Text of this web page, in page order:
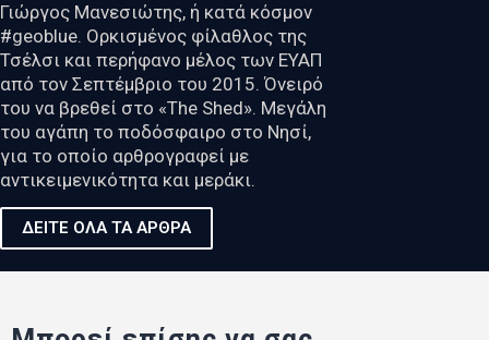
Γιώργος Μανεσιώτης, ή κατά κόσμον
#geoblue. Ορκισμένος φίλαθλος της
Τσέλσι και περήφανο μέλος των ΕΥΑΠ
από τον Σεπτέμβριο του 2015. Όνειρό
του να βρεθεί στο «The Shed». Μεγάλη
του αγάπη το ποδόσφαιρο στο Νησί,
για το οποίο αρθρογραφεί με
αντικειμενικότητα και μεράκι.
ΔΕΙΤΕ ΟΛΑ ΤΑ ΑΡΘΡΑ